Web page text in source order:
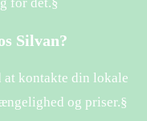
Silvan?
kontakte din lokale
og priser.§